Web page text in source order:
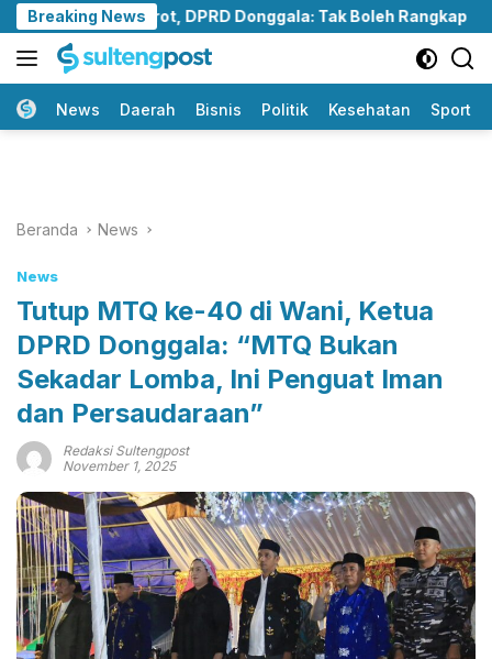
Langsung
ke
konten
Breaking News
Disorot, DPRD Donggala: Tak Boleh Rangkap
HomeNews Daerah Bisnis Politik Kesehatan Sport
Beranda News
News
Tutup MTQ ke-40 di Wani, Ketua
DPRD Donggala: “MTQ Bukan
Sekadar Lomba, Ini Penguat Iman
dan Persaudaraan”
Redaksi Sultengpost
November 1, 2025